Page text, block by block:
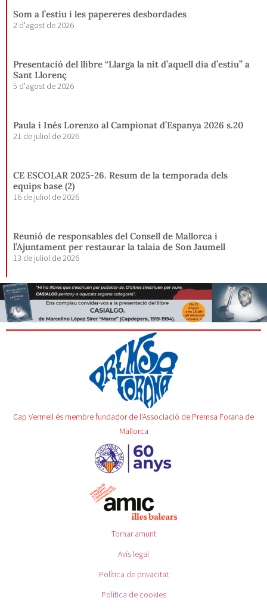
Som a l’estiu i les papereres desbordades
2 d'agost de 2026
Presentació del llibre “Llarga la nit d’aquell dia d’estiu” a
Sant Llorenç
5 d'agost de 2026
Paula i Inés Lorenzo al Campionat d’Espanya 2026 s.20
21 de juliol de 2026
CE ESCOLAR 2025-26. Resum de la temporada dels
equips base (2)
16 de juliol de 2026
Reunió de responsables del Consell de Mallorca i
l’Ajuntament per restaurar la talaia de Son Jaumell
13 de juliol de 2026
Cap Vermell és membre fundador de l'Associació de Premsa Forana de
Mallorca
Tornar amunt
Avís legal
Política de privacitat
Política de cookies